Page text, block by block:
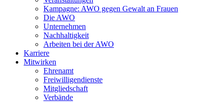
Kampagne: AWO gegen Gewalt an Frauen
Die AWO
Unternehmen
Nachhaltigkeit
Arbeiten bei der AWO
Karriere
Mitwirken
Ehrenamt
Freiwilligendienste
Mitgliedschaft
Verbände